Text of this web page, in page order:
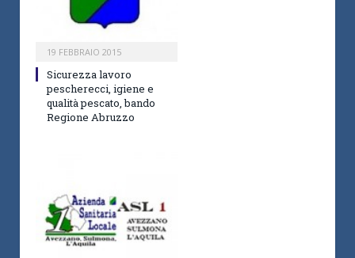
19 FEBBRAIO 2015
Sicurezza lavoro
pescherecci, igiene e
qualità pescato, bando
Regione Abruzzo